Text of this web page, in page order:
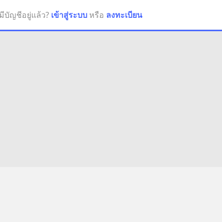
บัญชีอยู่แล้ว? เข้าสู่ระบบ หรือ ลงทะเบียน